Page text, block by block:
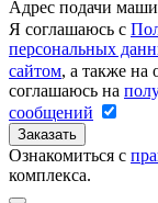
Адрес подачи
Я соглашаюсь с
персональных
сайтом, а также на
соглашаюсь на
сообщений
Заказать
Ознакомиться с
комплекса.